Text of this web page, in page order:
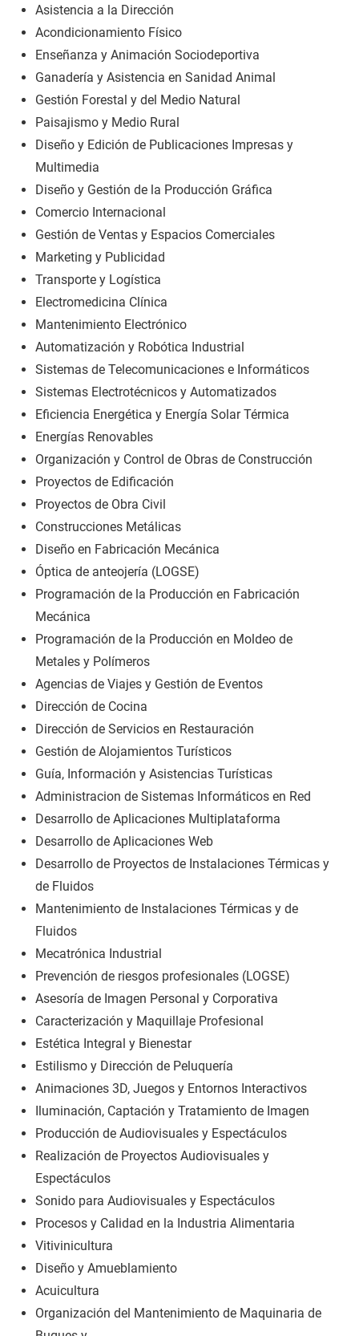
Asistencia a la Dirección
Acondicionamiento Físico
Enseñanza y Animación Sociodeportiva
Ganadería y Asistencia en Sanidad Animal
Gestión Forestal y del Medio Natural
Paisajismo y Medio Rural
Diseño y Edición de Publicaciones Impresas y
Multimedia
Diseño y Gestión de la Producción Gráfica
Comercio Internacional
Gestión de Ventas y Espacios Comerciales
Marketing y Publicidad
Transporte y Logística
Electromedicina Clínica
Mantenimiento Electrónico
Automatización y Robótica Industrial
Sistemas de Telecomunicaciones e Informáticos
Sistemas Electrotécnicos y Automatizados
Eficiencia Energética y Energía Solar Térmica
Energías Renovables
Organización y Control de Obras de Construcción
Proyectos de Edificación
Proyectos de Obra Civil
Construcciones Metálicas
Diseño en Fabricación Mecánica
Óptica de anteojería (LOGSE)
Programación de la Producción en Fabricación
Mecánica
Programación de la Producción en Moldeo de
Metales y Polímeros
Agencias de Viajes y Gestión de Eventos
Dirección de Cocina
Dirección de Servicios en Restauración
Gestión de Alojamientos Turísticos
Guía, Información y Asistencias Turísticas
Administracion de Sistemas Informáticos en Red
Desarrollo de Aplicaciones Multiplataforma
Desarrollo de Aplicaciones Web
Desarrollo de Proyectos de Instalaciones Térmicas y
de Fluidos
Mantenimiento de Instalaciones Térmicas y de
Fluidos
Mecatrónica Industrial
Prevención de riesgos profesionales (LOGSE)
Asesoría de Imagen Personal y Corporativa
Caracterización y Maquillaje Profesional
Estética Integral y Bienestar
Estilismo y Dirección de Peluquería
Animaciones 3D, Juegos y Entornos Interactivos
Iluminación, Captación y Tratamiento de Imagen
Producción de Audiovisuales y Espectáculos
Realización de Proyectos Audiovisuales y
Espectáculos
Sonido para Audiovisuales y Espectáculos
Procesos y Calidad en la Industria Alimentaria
Vitivinicultura
Diseño y Amueblamiento
Acuicultura
Organización del Mantenimiento de Maquinaria de